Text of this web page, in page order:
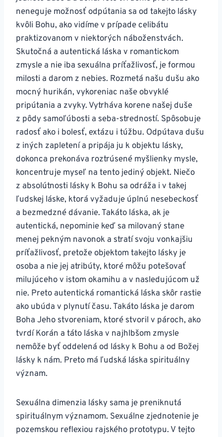
neneguje možnosť odpútania sa od takejto lásky
kvôli Bohu, ako vidíme v prípade celibátu
praktizovanom v niektorých náboženstvách.
Skutočná a autentická láska v romantickom
zmysle a nie iba sexuálna príťažlivosť, je formou
milosti a darom z nebies. Rozmetá našu dušu ako
mocný hurikán, vykoreniac naše obvyklé
pripútania a zvyky. Vytrháva korene našej duše
z pôdy samoľúbosti a seba-stredností. Spôsobuje
radosť ako i bolesť, extázu i túžbu. Odpútava dušu
z iných zapletení a pripája ju k objektu lásky,
dokonca prekonáva roztrúsené myšlienky mysle,
koncentruje myseľ na tento jediný objekt. Niečo
z absolútnosti lásky k Bohu sa odráža i v takej
ľudskej láske, ktorá vyžaduje úplnú nesebeckosť
a bezmedzné dávanie. Takáto láska, ak je
autentická, nepominie keď sa milovaný stane
menej pekným navonok a stratí svoju vonkajšiu
príťažlivosť, pretože objektom takejto lásky je
osoba a nie jej atribúty, ktoré môžu potešovať
milujúceho v istom okamihu a v nasledujúcom už
nie. Preto autentická romantická láska skôr rastie
ako ubúda v plynutí času. Takáto láska je darom
Boha Jeho stvoreniam, ktoré stvoril v pároch, ako
tvrdí Korán a táto láska v najhlbšom zmysle
nemôže byť oddelená od lásky k Bohu a od Božej
lásky k nám. Preto má ľudská láska spirituálny
význam.
Sexuálna dimenzia lásky sama je preniknutá
spirituálnym významom. Sexuálne zjednotenie je
pozemskou reflexiou rajského prototypu. V tejto